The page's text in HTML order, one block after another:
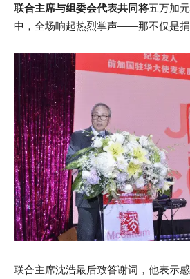
联合主席与组委会代表共同将五万加
中，全场响起热烈掌声——那不仅是捐
联合主席沈浩最后致答谢词，他表示